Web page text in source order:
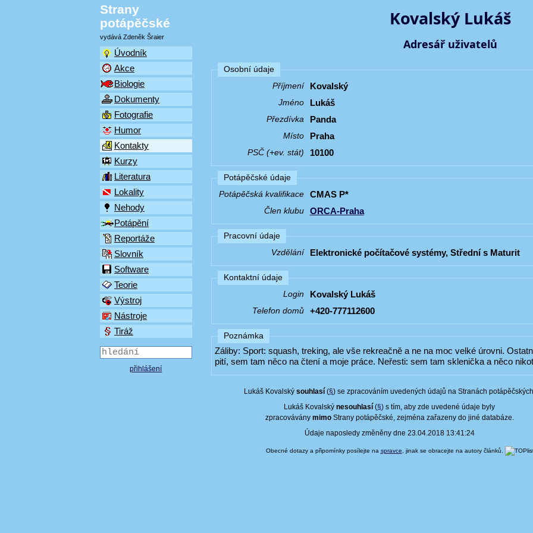
Strany
potápěčské
vydává Zdeněk Šraier
Úvodník
Akce
Biologie
Dokumenty
Fotografie
Humor
Kontakty
Kurzy
Literatura
Lokality
Nehody
Potápění
Reportáže
Slovník
Software
Teorie
Výstroj
Nástroje
Tiráž
přihlášení
Kovalský Lukáš
Adresář uživatelů
Osobní údaje
Příjmení
Kovalský
Jméno Lukáš
Přezdívka Panda
Místo Praha
PSČ (+ev. stát) 10100
Potápěčské údaje
Potápěčská kvalifikace
CMAS P*
Člen klubu ORCA-Praha
Pracovní údaje
Vzdělání
Elektronické počítačové systémy, Střední s Maturit
Kontaktní údaje
Login
Kovalský Lukáš
Telefon domů +420-777112600
Poznámka
Záliby: Sport: squash, treking, ale vše rekreačně a ne na moc velké úrovni.
pití, sem tam něco na čtení a moje práce. Neřesti: sem tam sklenička a něco
Lukáš Kovalský souhlasí(§) se zpracováním uvedených údajů na Stranách potápěčských.
Lukáš Kovalskýnesouhlasí (§) s tím, aby zde uvedené údaje byly
zpracovávány mimoStrany potápěčské, zejména zařazeny do jiné databáze.
Údaje naposledy změněny dne 23.04.2018 13:41:24
Obecné dotazy a připomínky posílejte na spravce , jinak se obracejte na autory článků.